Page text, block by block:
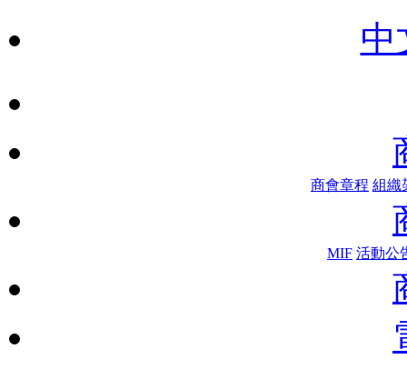
中
商會章程 組織
MIF 活動公